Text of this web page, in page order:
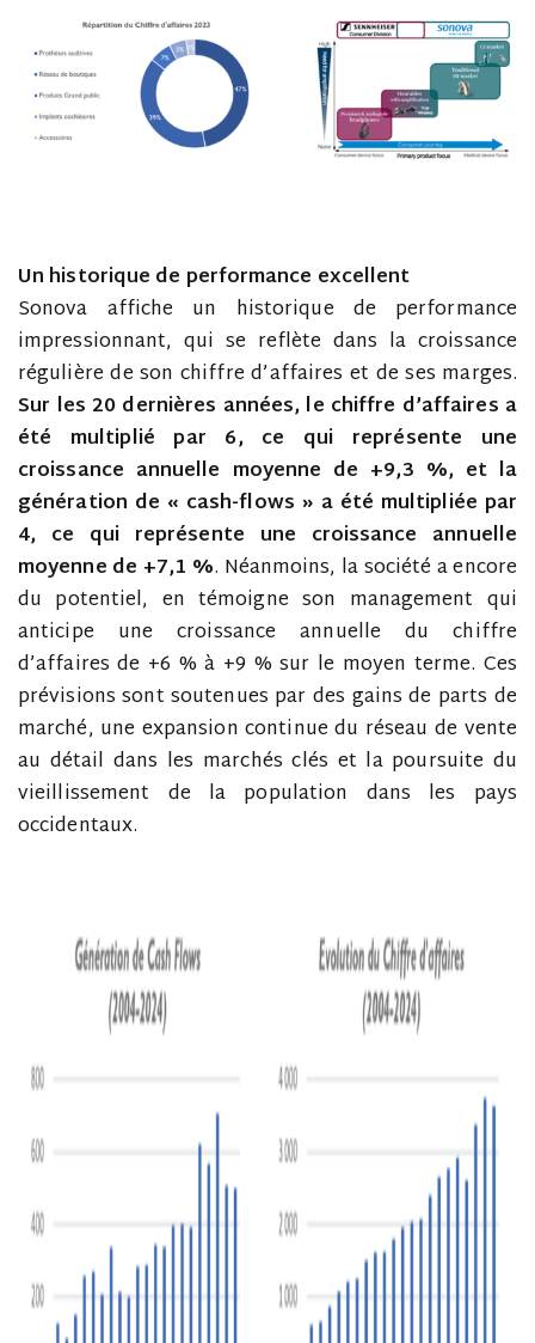
Un historique de performance excellent
Sonova affiche un historique de performance
impressionnant, qui se reflète dans la croissance
régulière de son chiffre d’affaires et de ses marges.
Sur les 20 dernières années, le chiffre d’affaires a
été multiplié par 6, ce qui représente une
croissance annuelle moyenne de +9,3 %, et la
génération de « cash-flows » a été multipliée par
4, ce qui représente une croissance annuelle
moyenne de +7,1 %. Néanmoins, la société a encore
du potentiel, en témoigne son management qui
anticipe une croissance annuelle du chiffre
d’affaires de +6 % à +9 % sur le moyen terme. Ces
prévisions sont soutenues par des gains de parts de
marché, une expansion continue du réseau de vente
au détail dans les marchés clés et la poursuite du
vieillissement de la population dans les pays
occidentaux.